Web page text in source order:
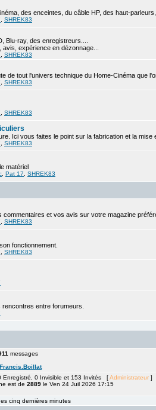
des enceintes, du câble HP, des haut-
SHREK83
Blu-ray, des enregistreurs....
expérience en dézonnage...
SHREK83
de tout l'univers technique du Home-Cinéma que
SHREK83
SHREK83
Ici vous faites le point sur la fabrication et la
SHREK83
matériel
Pat 17 SHREK83
commentaires et vos avis sur votre magazine
SHREK83
fonctionnement.
SHREK83
entre forumeurs.
messages
Francis.Boillat
Enregistré, 0 Invisible et 153 Invités [Administrateur ]
est de 2889 le Ven 24 Juil 2026 17:15
cinq dernières minutes